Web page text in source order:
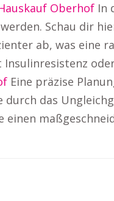
Oberhof In
Schau dir
ab, was eine
Eine präzise
durch das
einen